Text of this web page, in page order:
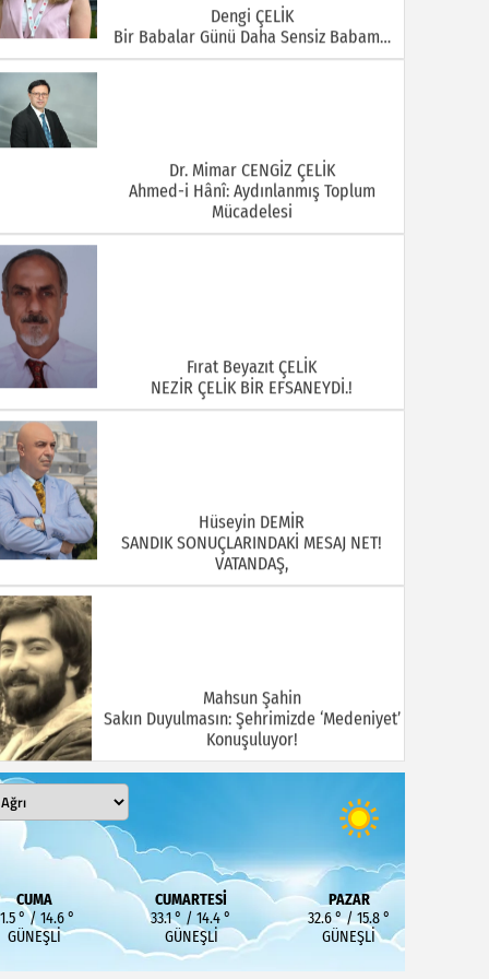
Dengi ÇELİK
Bir Babalar Günü Daha Sensiz Babam…
Dr. Mimar CENGİZ ÇELİK
Ahmed-i Hânî: Aydınlanmış Toplum
Mücadelesi
Fırat Beyazıt ÇELİK
NEZİR ÇELİK BİR EFSANEYDİ.!
Hüseyin DEMİR
SANDIK SONUÇLARINDAKİ MESAJ NET!
VATANDAŞ,
Mahsun Şahin
Sakın Duyulmasın: Şehrimizde ‘Medeniyet’
Konuşuluyor!
MEHMET KOÇ
DOĞUBAYAZIT ASLINDA BİR İNANÇ
MERKEZİDİR
CUMA
° / 14.6 °
GÜNEŞLI
CUMARTESI
33.1 ° / 14.4 °
GÜNEŞLI
PAZAR
32.6 ° / 15.8 °
GÜNEŞLI